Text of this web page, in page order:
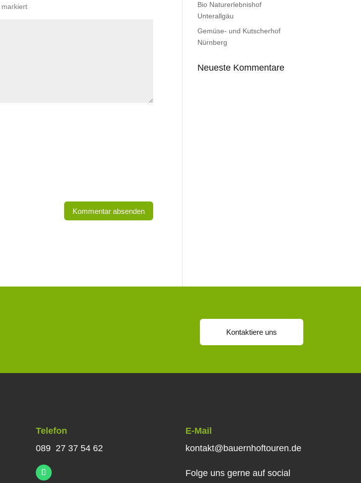
markiert
Bio Naturerlebnishof
Unterallgäu
Gemüse- und Kutscherhof
Nürnberg
Neueste Kommentare
Kontaktiere uns
Telefon
089 27 37 54 62
E-Mail
kontakt@bauernhoftouren.de
Folge uns gerne auf social